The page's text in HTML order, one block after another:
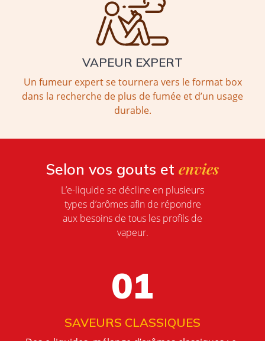
VAPEUR EXPERT
Un fumeur expert se tournera vers le format box
dans la recherche de plus de fumée et d’un usage
durable.
Selon vos gouts et envies
L’e-liquide se décline en plusieurs
types d’arômes afin de répondre
aux besoins de tous les profils de
vapeur.
01
SAVEURS CLASSIQUES